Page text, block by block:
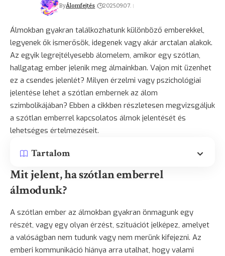
ByÁlomfejtés 2025.09.07.
Álmokban gyakran találkozhatunk különböző emberekkel,
legyenek ők ismerősök, idegenek vagy akár arctalan alakok.
Az egyik legrejtélyesebb álomelem, amikor egy szótlan,
hallgatag ember jelenik meg álmainkban. Vajon mit üzenhet
ez a csendes jelenlét? Milyen érzelmi vagy pszichológiai
jelentése lehet a szótlan embernek az álom
szimbolikájában? Ebben a cikkben részletesen megvizsgáljuk
a szótlan emberrel kapcsolatos álmok jelentését és
lehetséges értelmezéseit.
Tartalom
Mit jelent, ha szótlan emberrel
álmodunk?
A szótlan ember az álmokban gyakran önmagunk egy
részét, vagy egy olyan érzést, szituációt jelképez, amelyet
a valóságban nem tudunk vagy nem merünk kifejezni. Az
emberi kommunikáció hiánya arra utalhat, hogy valami